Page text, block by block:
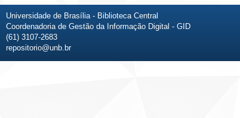
Universidade de Brasília - Biblioteca Central
Coordenadoria de Gestão da Informação Digital - GID
(61) 3107-2683
repositorio@unb.br